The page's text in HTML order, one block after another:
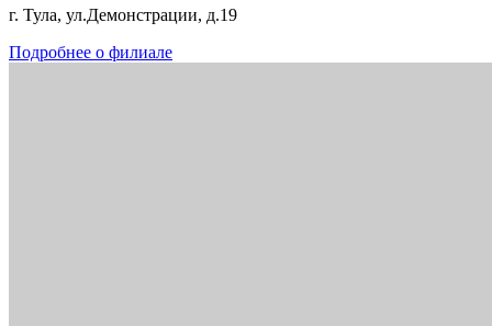
г. Тула, ул.Демонстрации, д.19
Подробнее о филиале